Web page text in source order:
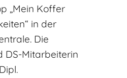
„Mein Koffer
in der
Die
DS-Mitarbeiterin